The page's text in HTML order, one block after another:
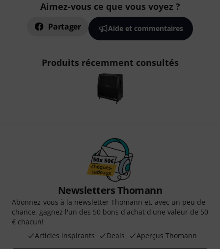
Aimez-vous ce que vous voyez ?
Partager Aide et commentaires
Produits récemment consultés
Newsletters Thomann
Abonnez-vous à la newsletter Thomann et, avec un peu de
chance, gagnez l'un des 50 bons d'achat d'une valeur de 50
€ chacun!
Articles inspirants
Deals Aperçus Thomann